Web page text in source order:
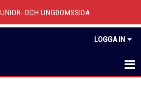
OCH UNGDOMSSIDA
LOGGA IN